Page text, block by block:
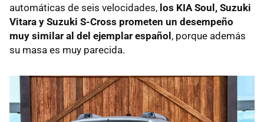
automáticas de seis velocidades, los KIA Soul, Suzuki
Vitara y Suzuki S-Cross prometen un desempeño
muy similar al del ejemplar español, porque además
su masa es muy parecida.